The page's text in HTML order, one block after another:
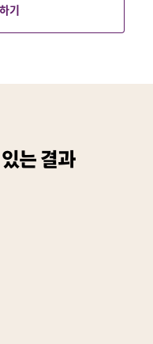
기
는 결과